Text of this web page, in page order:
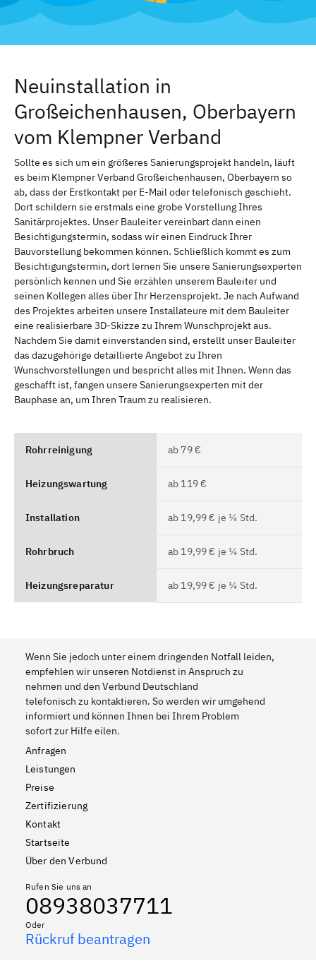
Neuinstallation in
Großeichenhausen, Oberbayern
vom Klempner Verband
Sollte es sich um ein größeres Sanierungsprojekt handeln, läuft
es beim Klempner Verband Großeichenhausen, Oberbayern so
ab, dass der Erstkontakt per E-Mail oder telefonisch geschieht.
Dort schildern sie erstmals eine grobe Vorstellung Ihres
Sanitärprojektes. Unser Bauleiter vereinbart dann einen
Besichtigungstermin, sodass wir einen Eindruck Ihrer
Bauvorstellung bekommen können. Schließlich kommt es zum
Besichtigungstermin, dort lernen Sie unsere Sanierungsexperten
persönlich kennen und Sie erzählen unserem Bauleiter und
seinen Kollegen alles über Ihr Herzensprojekt. Je nach Aufwand
des Projektes arbeiten unsere Installateure mit dem Bauleiter
eine realisierbare 3D-Skizze zu Ihrem Wunschprojekt aus.
Nachdem Sie damit einverstanden sind, erstellt unser Bauleiter
das dazugehörige detaillierte Angebot zu Ihren
Wunschvorstellungen und bespricht alles mit Ihnen. Wenn das
geschafft ist, fangen unsere Sanierungsexperten mit der
Bauphase an, um Ihren Traum zu realisieren.
Rohrreinigung ab 79 €
Heizungswartung ab 119 €
Installation ab 19,99 € je ¼ Std.
Rohrbruch ab 19,99 € je ¼ Std.
Heizungsreparatur ab 19,99 € je ¼ Std.
Wenn Sie jedoch unter einem dringenden Notfall leiden,
empfehlen wir unseren Notdienst in Anspruch zu
nehmen und den Verbund Deutschland
telefonisch zu kontaktieren. So werden wir umgehend
informiert und können Ihnen bei Ihrem Problem
sofort zur Hilfe eilen.
Anfragen
Leistungen
Preise
Zertifizierung
Kontakt
Startseite
Über den Verbund
Rufen Sie uns an
08938037711
Oder
Rückruf beantragen